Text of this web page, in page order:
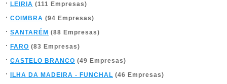
LEIRIA (111 Empresas)
COIMBRA (94 Empresas)
SANTARÉM (88 Empresas)
FARO (83 Empresas)
CASTELO BRANCO (49 Empresas)
ILHA DA MADEIRA - FUNCHAL (46 Empresas)